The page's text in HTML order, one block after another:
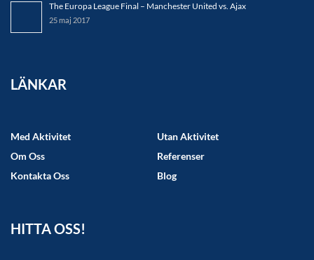
The Europa League Final – Manchester United vs. Ajax
25 maj 2017
LÄNKAR
Med Aktivitet
Utan Aktivitet
Om Oss
Referenser
Kontakta Oss
Blog
HITTA OSS!